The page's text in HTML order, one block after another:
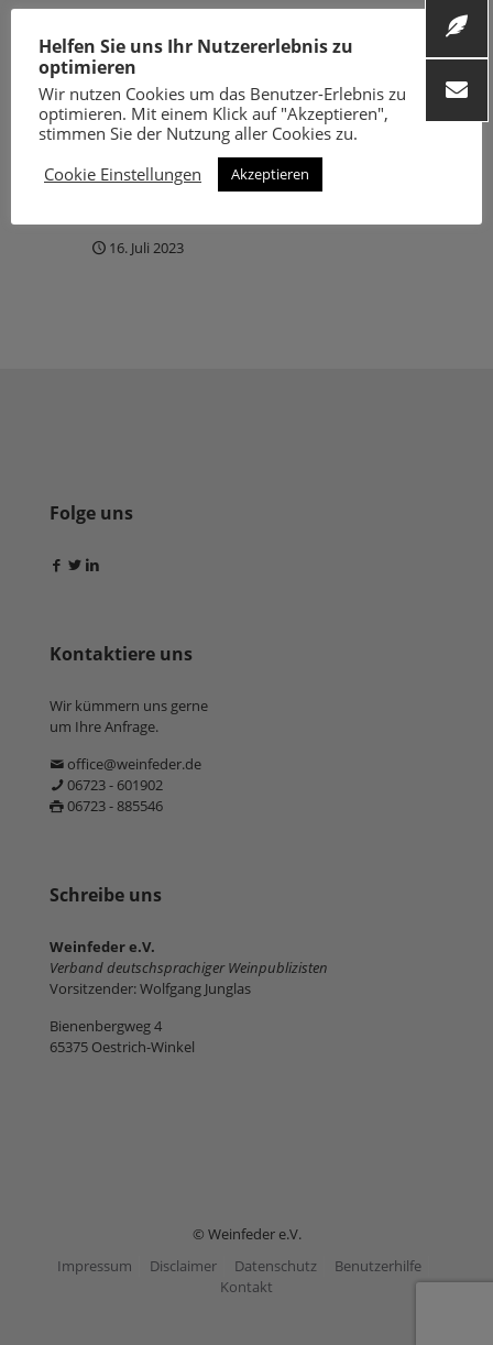
Weinrecht: D wie
Dosage
Bei der Herstellung eines Schaumweins beginnt
und endet alles mit einer Dosage. Dabei
unterscheidet man die Fülldosage vonder
Versanddosage, die unterschiedlichen...
16. Juli 2023
Folge uns
Kontaktiere uns
Wir kümmern uns gerne
um Ihre Anfrage.
office@weinfeder.de
06723 - 601902
06723 - 885546
Schreibe uns
Weinfeder e.V.
Verband deutschsprachiger Weinpublizisten
Vorsitzender: Wolfgang Junglas
Bienenbergweg 4
65375 Oestrich-Winkel
© Weinfeder e.V.
Impressum
Disclaimer Datenschutz
Benutzerhilfe
Kontakt
Helfen Sie uns Ihr Nutzererlebnis zu
optimieren
Wir nutzen Cookies um das Benutzer-Erlebnis zu
optimieren. Mit einem Klick auf "Akzeptieren",
stimmen Sie der Nutzung aller Cookies zu.
Cookie Einstellungen
Akzeptieren